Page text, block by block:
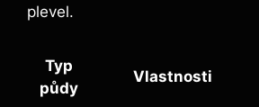
plevel.
Typ
půdy
Vlastnosti